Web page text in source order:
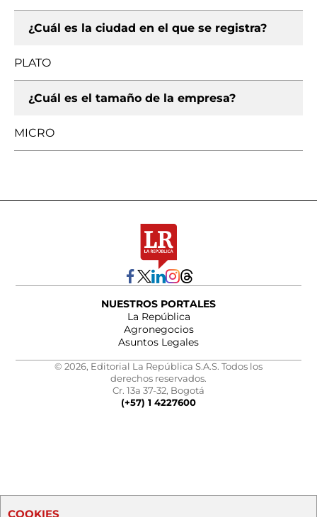
¿Cuál es la ciudad en el que se registra?
PLATO
¿Cuál es el tamaño de la empresa?
MICRO
NUESTROS PORTALES
La República
Agronegocios
Asuntos Legales
© 2026, Editorial La República S.A.S. Todos los
derechos reservados.
Cr. 13a 37-32, Bogotá
(+57) 1 4227600
COOKIES